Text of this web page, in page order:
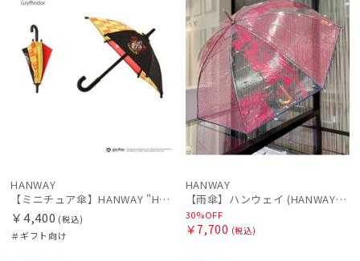
HANWAY
【ミニチュア傘】HANWAY "Harry Potter" "EMBLEM"
￥4,400 (税込)
＃ギフト向け
HANWAY
【雨傘】ハンウェイ (HANWAY) Vintage rendezvous（ヴィンテージランデブー・ティー・ピー） 親骨：56～60cm
30%OFF
￥7,700 (税込)